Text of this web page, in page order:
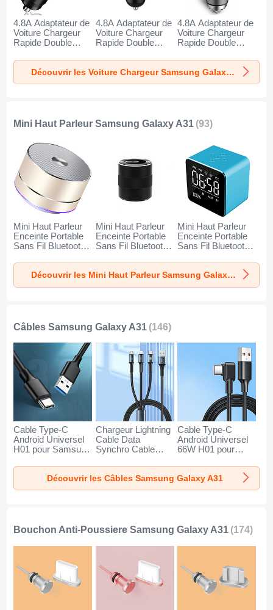
4.8A Adaptateur de
Voiture Chargeur
Rapide Double
K10 pour Samsung
Galaxy A31 Noir
4.8A Adaptateur de
Voiture Chargeur
Rapide Double
K07 pour Samsung
Galaxy A31 Rouge
4.8A Adaptateur de
Voiture Chargeur
Rapide Double
K08 pour Samsung
Galaxy A31 Argent
Découvrir les Voiture Chargeur Samsung Galaxy A31
Mini Haut Parleur Samsung Galaxy A31 (93)
Mini Haut Parleur
Enceinte Portable
Sans Fil Bluetooth
pour Samsung
Galaxy A31 Or
Mini Haut Parleur
Enceinte Portable
Sans Fil Bluetooth
pour Samsung
Galaxy A31 Noir
Mini Haut Parleur
Enceinte Portable
Sans Fil Bluetooth
pour Samsung
Galaxy A31 Bleu
Découvrir les Mini Haut Parleur Samsung Galaxy A31
Câbles Samsung Galaxy A31 (146)
Cable Type-C
Android Universel
H01 pour Samsung
Fonce
Chargeur Lightning
Cable Data
Synchro Cable
Type-C 100W H01
pour Samsung
Galaxy A31 Noir
Cable Type-C
Android Universel
66W H01 pour
A31 Noir
Découvrir les Câbles Samsung Galaxy A31
Bouchon Anti-Poussiere Samsung Galaxy A31 (174)